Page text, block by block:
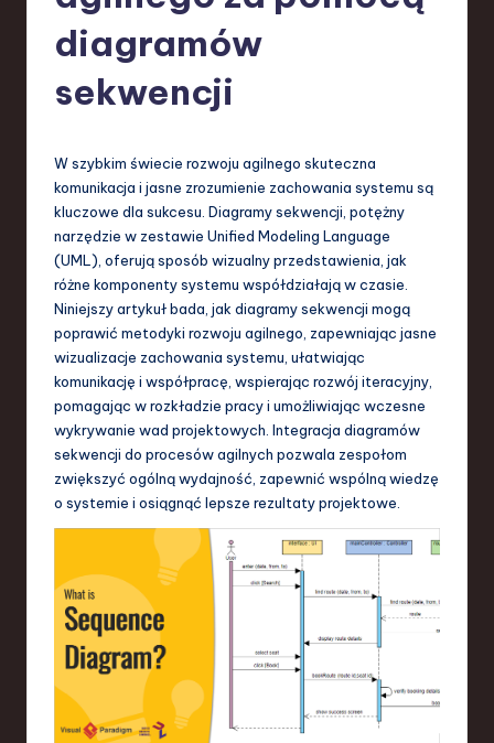
T
d
in
S
diagramów
sekwencji
W szybkim świecie rozwoju agilnego skuteczna
komunikacja i jasne zrozumienie zachowania systemu są
kluczowe dla sukcesu. Diagramy sekwencji, potężny
narzędzie w zestawie Unified Modeling Language
(UML), oferują sposób wizualny przedstawienia, jak
różne komponenty systemu współdziałają w czasie.
Niniejszy artykuł bada, jak diagramy sekwencji mogą
poprawić metodyki rozwoju agilnego, zapewniając jasne
wizualizacje zachowania systemu, ułatwiając
komunikację i współpracę, wspierając rozwój iteracyjny,
pomagając w rozkładzie pracy i umożliwiając wczesne
wykrywanie wad projektowych. Integracja diagramów
sekwencji do procesów agilnych pozwala zespołom
zwiększyć ogólną wydajność, zapewnić wspólną wiedzę
o systemie i osiągnąć lepsze rezultaty projektowe.